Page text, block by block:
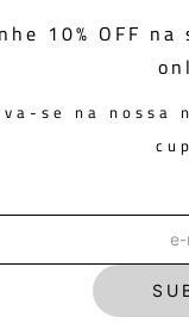
10% OFF
se na nossa